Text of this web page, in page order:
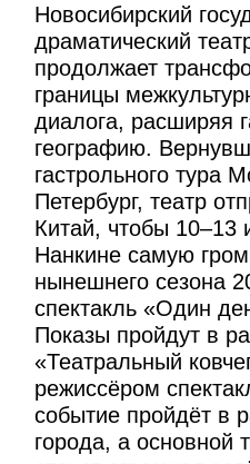
Новосибирский
драматический
продолжает
границы
диалога, расширяя
географию.
гастрольного тура
Петербург, театр
Китай, чтобы 10–13
Нанкине самую
нынешнего сезона
спектакль «Один
Показы пройдут в
«Театральный
режиссёром
событие пройдёт в
города, а основной